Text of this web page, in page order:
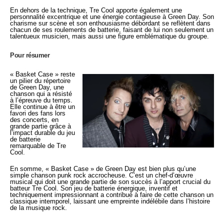
En dehors de la technique, Tre Cool apporte également une
personnalité excentrique et une énergie contagieuse à Green Day. Son
charisme sur scène et son enthousiasme débordant se reflètent dans
chacun de ses roulements de batterie, faisant de lui non seulement un
talentueux musicien, mais aussi une figure emblématique du groupe.
Pour résumer
« Basket Case » reste
un pilier du répertoire
de Green Day, une
chanson qui a résisté
à l’épreuve du temps.
Elle continue à être un
favori des fans lors
des concerts, en
grande partie grâce à
l’impact durable du jeu
de batterie
remarquable de Tre
Cool.
En somme, « Basket Case » de Green Day est bien plus qu’une
simple chanson punk rock accrocheuse. C’est un chef-d’œuvre
musical qui doit une grande partie de son succès à l’apport crucial du
batteur Tre Cool. Son jeu de batterie énergique, inventif et
techniquement impressionnant a contribué à faire de cette chanson un
classique intemporel, laissant une empreinte indélébile dans l’histoire
de la musique rock.